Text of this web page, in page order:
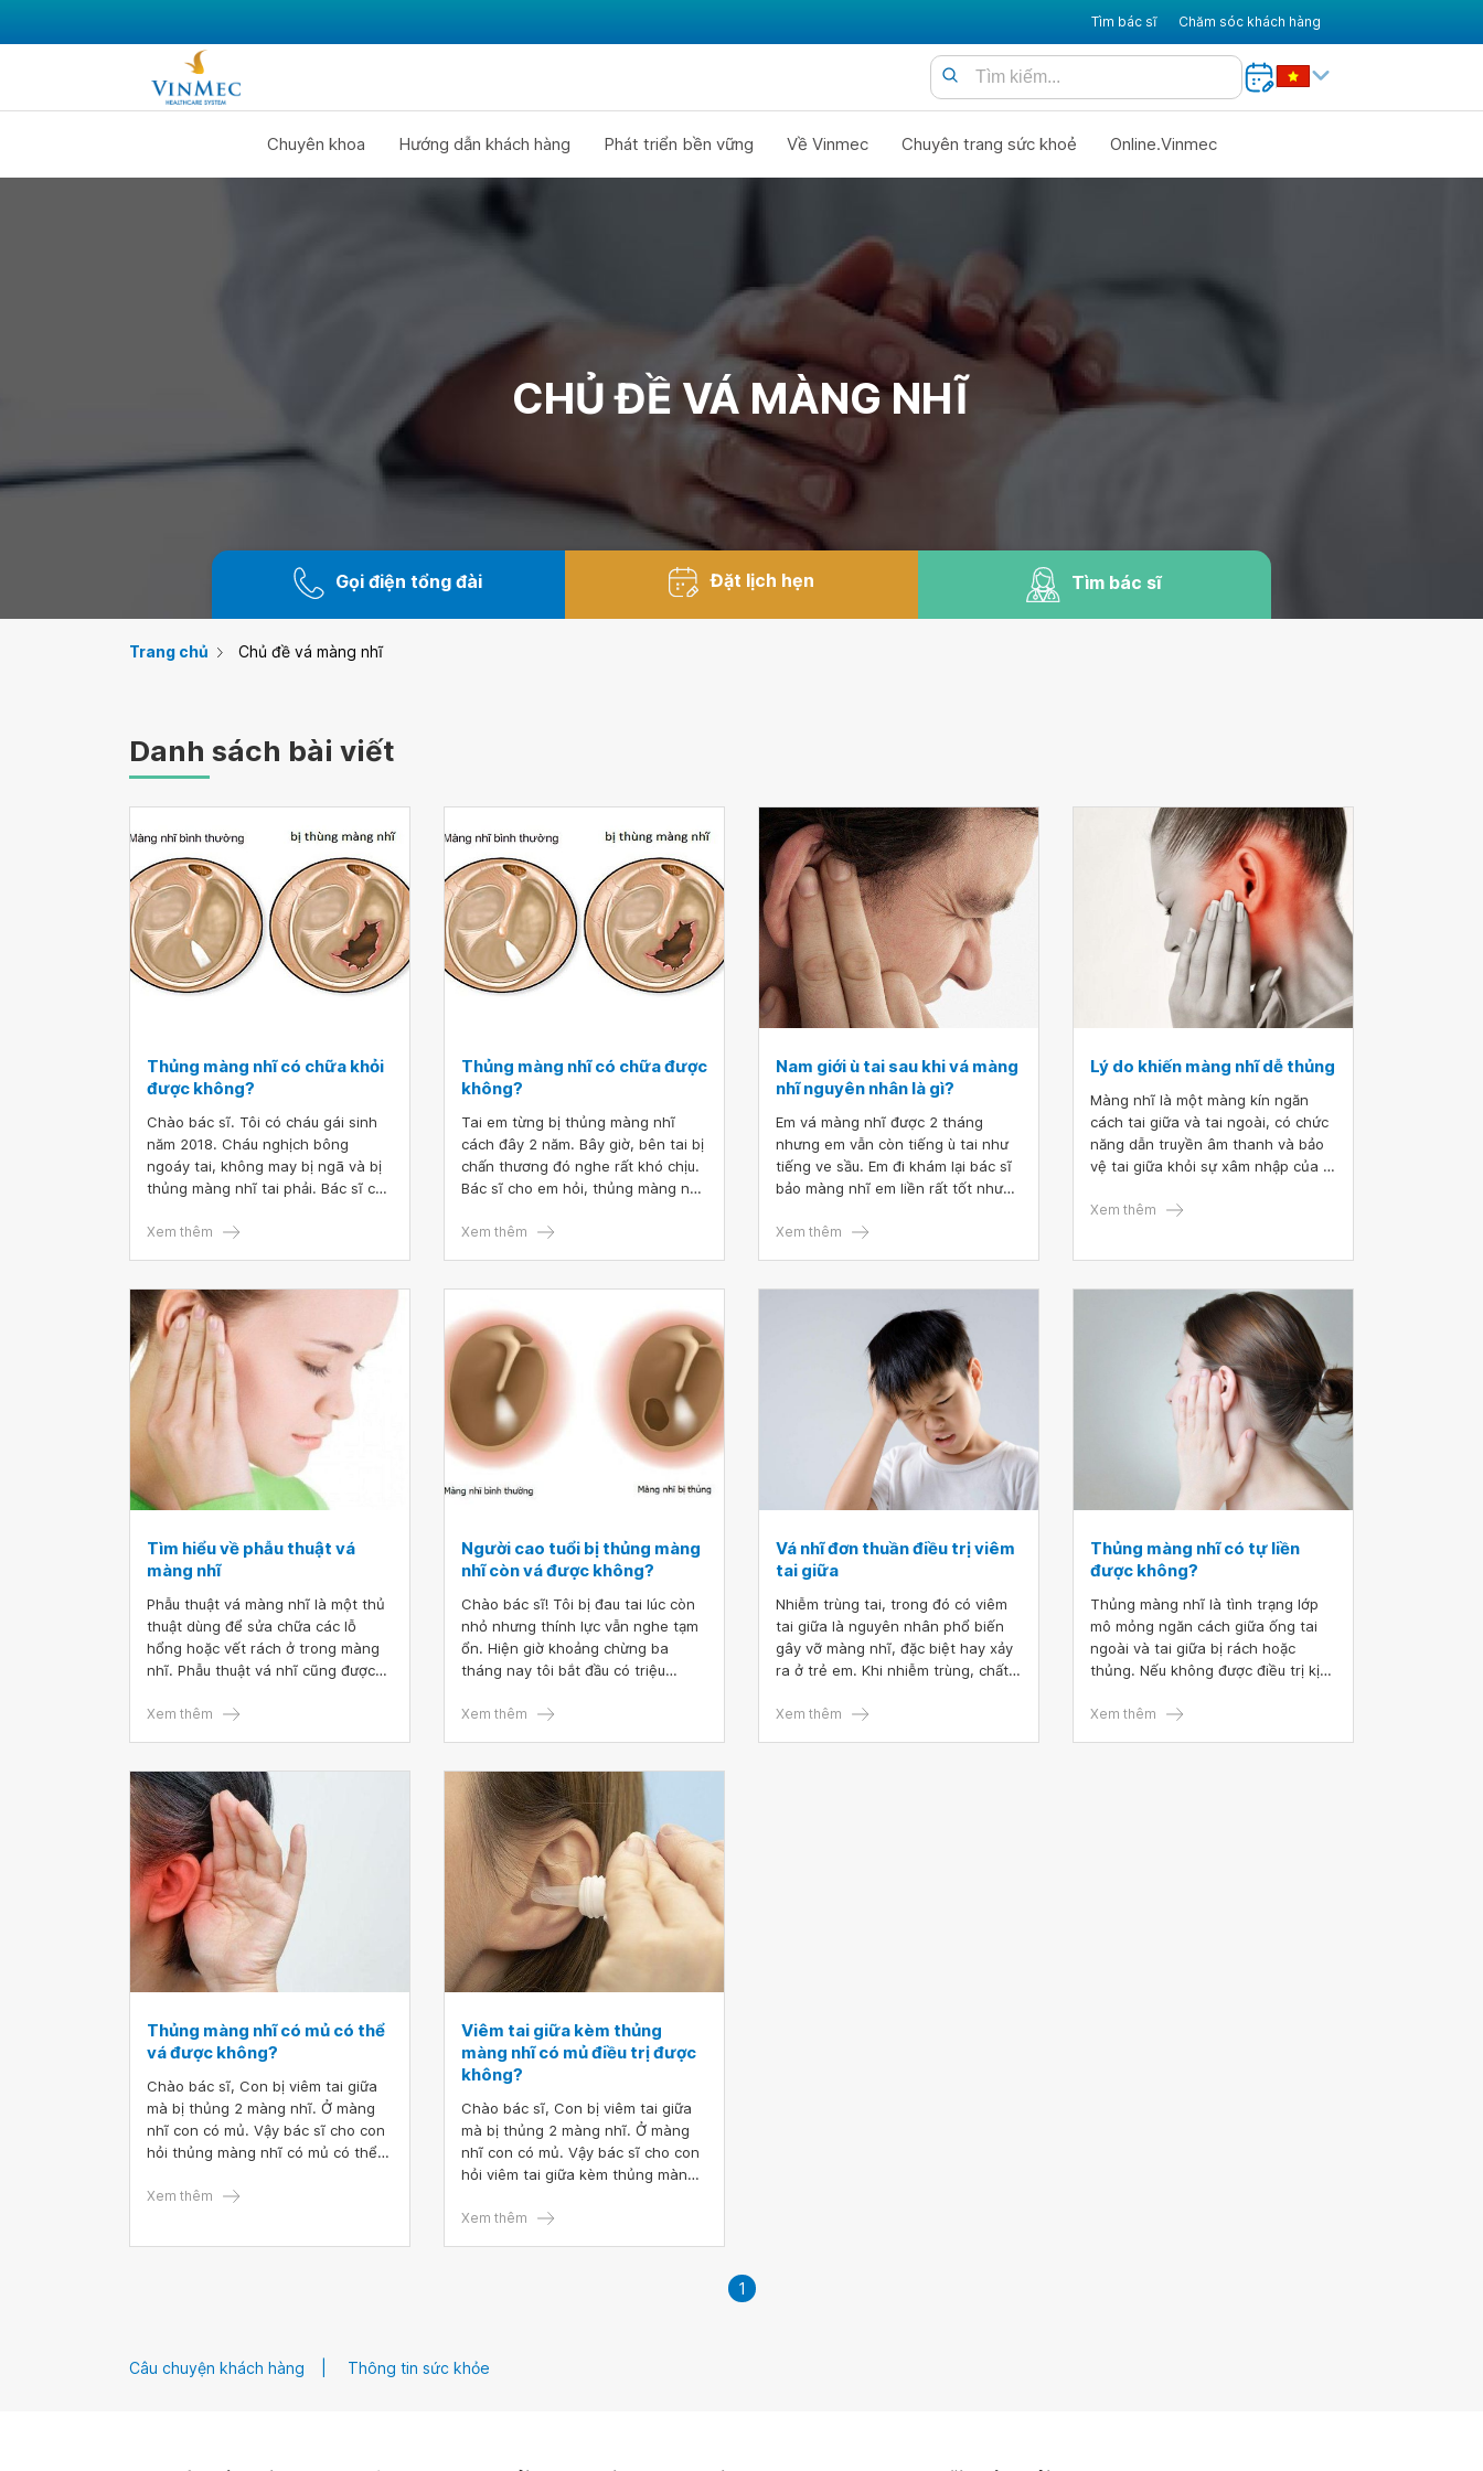
Tìm bác sĩ Chăm sóc khách hàng
Chuyên khoa Hướng dẫn khách hàng Phát triển bền vững Về Vinmec Chuyên trang sức khoẻ Online.Vinmec
CHỦ ĐỀ VÁ MÀNG NHĨ
Gọi điện tổng đài Đặt lịch hẹn Tìm bác sĩ
Trang chủ Chủ đề vá màng nhĩ
Danh sách bài viết
Thủng màng nhĩ có chữa khỏi
được không?
Chào bác sĩ. Tôi có cháu gái sinh
năm 2018. Cháu nghịch bông
ngoáy tai, không may bị ngã và bị
thủng màng nhĩ tai phải. Bác sĩ cho
chữa được không? Mong bác sĩ tư
Xem thêm
Thủng màng nhĩ có chữa được
không?
Tai em từng bị thủng màng nhĩ
cách đây 2 năm. Bây giờ, bên tai bị
chấn thương đó nghe rất khó chịu.
Bác sĩ cho em hỏi, thủng màng nhĩ
Xem thêm
Nam giới ù tai sau khi vá màng
nhĩ nguyên nhân là gì?
Em vá màng nhĩ được 2 tháng
nhưng em vẫn còn tiếng ù tai như
tiếng ve sầu. Em đi khám lại bác sĩ
bảo màng nhĩ em liền rất tốt nhưng
em không ngủ được. Vậy bác sĩ
Xem thêm
Lý do khiến màng nhĩ dễ thủng
Màng nhĩ là một màng kín ngăn
cách tai giữa và tai ngoài, có chức
năng dẫn truyền âm thanh và bảo
vệ tai giữa khỏi sự xâm nhập của vi
nhĩ dễ bị thủng không và thủng
Xem thêm
Tìm hiểu về phẫu thuật vá
màng nhĩ
Phẫu thuật vá màng nhĩ là một thủ
thuật dùng để sửa chữa các lỗ
hổng hoặc vết rách ở trong màng
nhĩ. Phẫu thuật vá nhĩ cũng được
thế 3 loại xương rất nhỏ ở phía sau
phẫu thuật, gần đây một số bác sĩ
đã sử dụng vá màng nhĩ nội soi hệ
thống nội soi mũi cho phẫu thuật
tai.
Xem thêm
Người cao tuổi bị thủng màng
nhĩ còn vá được không?
Chào bác sĩ! Tôi bị đau tai lúc còn
nhỏ nhưng thính lực vẫn nghe tạm
ổn. Hiện giờ khoảng chừng ba
tháng nay tôi bắt đầu có triệu
hiện hai tai bị thủng màng nhĩ. Vậy
nhĩ nữa được không?
Xem thêm
Vá nhĩ đơn thuần điều trị viêm
tai giữa
Nhiễm trùng tai, trong đó có viêm
tai giữa là nguyên nhân phổ biến
gây vỡ màng nhĩ, đặc biệt hay xảy
ra ở trẻ em. Khi nhiễm trùng, chất
áp lực dẫn đến màng nhĩ bị rách
Xem thêm
Thủng màng nhĩ có tự liền
được không?
Thủng màng nhĩ là tình trạng lớp
mô mỏng ngăn cách giữa ống tai
ngoài và tai giữa bị rách hoặc
thủng. Nếu không được điều trị kịp
chứng nguy hiểm cho thính giác.
Xem thêm
Thủng màng nhĩ có mủ có thể
vá được không?
Chào bác sĩ, Con bị viêm tai giữa
mà bị thủng 2 màng nhĩ. Ở màng
nhĩ con có mủ. Vậy bác sĩ cho con
hỏi thủng màng nhĩ có mủ có thể
sĩ.
Xem thêm
Viêm tai giữa kèm thủng
màng nhĩ có mủ điều trị được
không?
Chào bác sĩ, Con bị viêm tai giữa
mà bị thủng 2 màng nhĩ. Ở màng
nhĩ con có mủ. Vậy bác sĩ cho con
hỏi viêm tai giữa kèm thủng màng
Con cảm ơn bác sĩ.
Xem thêm
1
Câu chuyện khách hàng Thông tin sức khỏe